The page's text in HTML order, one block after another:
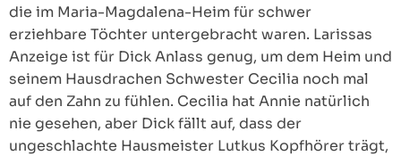
die im Maria-Magdalena-Heim für schwer
erziehbare Töchter untergebracht waren. Larissas
Anzeige ist für Dick Anlass genug, um dem Heim und
seinem Hausdrachen Schwester Cecilia noch mal
auf den Zahn zu fühlen. Cecilia hat Annie natürlich
nie gesehen, aber Dick fällt auf, dass der
ungeschlachte Hausmeister Lutkus Kopfhörer trägt,